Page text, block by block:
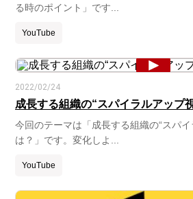
る時のポイント」です...
YouTube
2022/02/24
成長する組織の“スパイラルアップ
今回のテーマは「成長する組織の“スパイ
は？」です。変化しよ...
YouTube